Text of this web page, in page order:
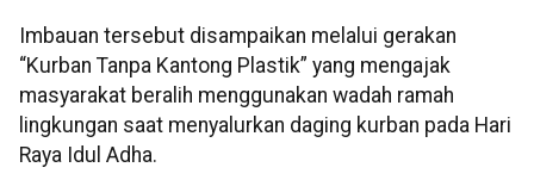
Imbauan tersebut disampaikan melalui gerakan
“Kurban Tanpa Kantong Plastik” yang mengajak
masyarakat beralih menggunakan wadah ramah
lingkungan saat menyalurkan daging kurban pada Hari
Raya Idul Adha.